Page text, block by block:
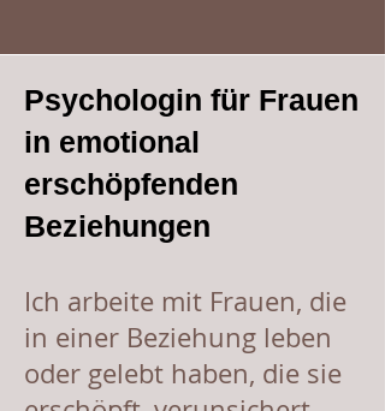
Psychologin für Frauen
in emotional
erschöpfenden
Beziehungen
Ich arbeite mit Frauen, die
in einer Beziehung leben
oder gelebt haben, die sie